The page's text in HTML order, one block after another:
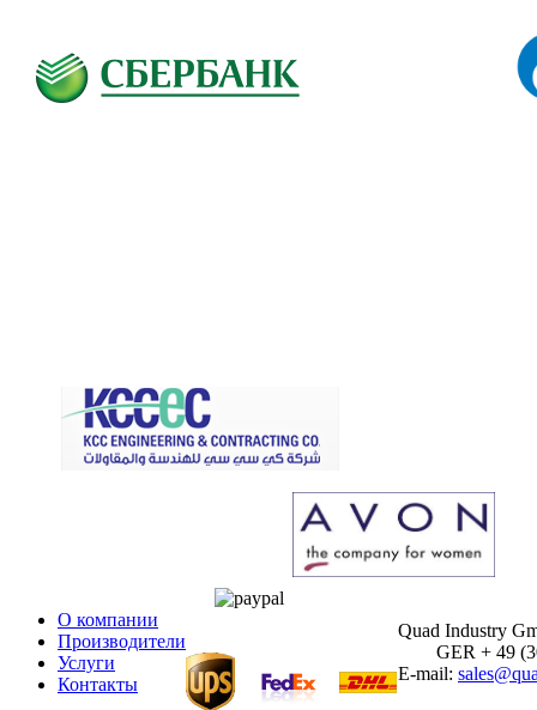
О компании
Производители
Услуги
Контакты
Quad Industry
GER + 49
E-mail: